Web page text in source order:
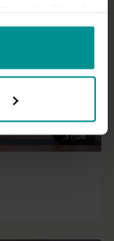
37:08